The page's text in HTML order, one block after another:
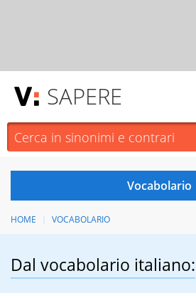
SAPERE
HOME VOCABOLARIO
Dal vocabolario italiano: